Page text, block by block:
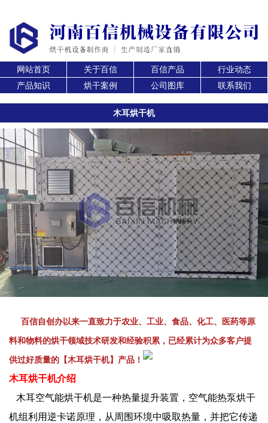
网站首页 关于百信 百信产品
行业动态
产品知识
烘干案例 公司图库 联系我们
木耳烘干机
百信自创办以来一直致力于农业、工业、食品、化工、医药等原
料和物料的烘干领域技术研发和经验积累，已经累计为众多客户提
供过好质量的【木耳烘干机】产品！
木耳烘干机介绍
木耳空气能烘干机是一种热量提升装置，空气能热泵烘干
机组利用逆卡诺原理，从周围环境中吸取热量，并把它传递